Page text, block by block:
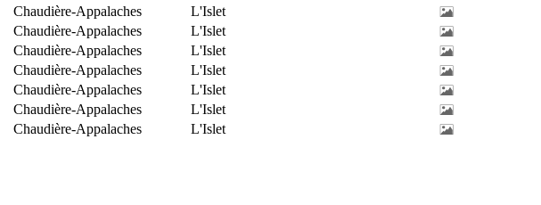
Chaudière-Appalaches
L'Islet
Chaudière-Appalaches
L'Islet
Chaudière-Appalaches
L'Islet
Chaudière-Appalaches
L'Islet
Chaudière-Appalaches
L'Islet
Chaudière-Appalaches
L'Islet
Chaudière-Appalaches L'Islet